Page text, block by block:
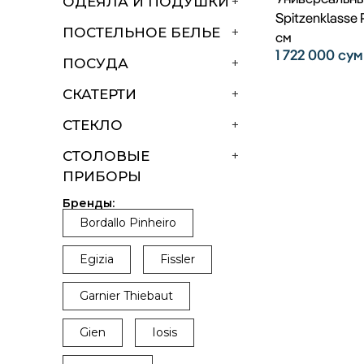
+
ПОСТЕЛЬНОЕ БЕЛЬЕ
+
ПОСУДА
+
СКАТЕРТИ
+
СТЕКЛО
+
СТОЛОВЫЕ
ПРИБОРЫ
Бренды:
Bordallo Pinheiro
Egizia Fissler
Garnier Thiebaut
Gien Iosis
Spitzenklasse
см
1 722 000сум